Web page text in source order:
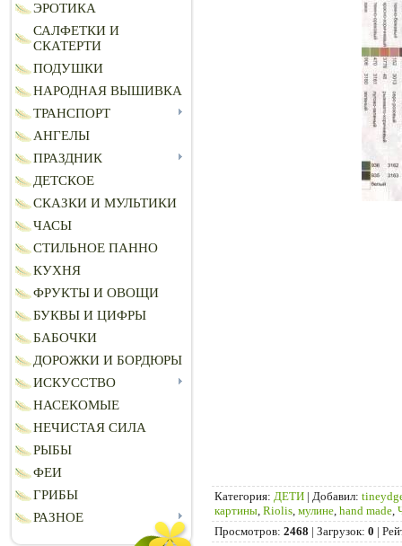
ЭРОТИКА
САЛФЕТКИ И
СКАТЕРТИ
ПОДУШКИ
НАРОДНАЯ ВЫШИВКА
ТРАНСПОРТ
АНГЕЛЫ
ПРАЗДНИК
ДЕТСКОЕ
СКАЗКИ И МУЛЬТИКИ
ЧАСЫ
СТИЛЬНОЕ ПАННО
КУХНЯ
ФРУКТЫ И ОВОЩИ
БУКВЫ И ЦИФРЫ
БАБОЧКИ
ДОРОЖКИ И БОРДЮРЫ
ИСКУССТВО
НАСЕКОМЫЕ
НЕЧИСТАЯ СИЛА
РЫБЫ
ФЕИ
ГРИБЫ
РАЗНОЕ
Категория: ДЕТИ | Добавил:
картины Riolis мулине hand made
Просмотров: 2468 | Загрузок: 0 |